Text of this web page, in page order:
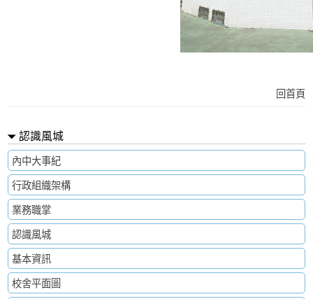
回首頁
認識風城
內中大事紀
行政組織架構
業務職掌
認識風城
基本資訊
校舍平面圖